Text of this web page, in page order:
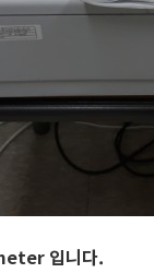
입니다.